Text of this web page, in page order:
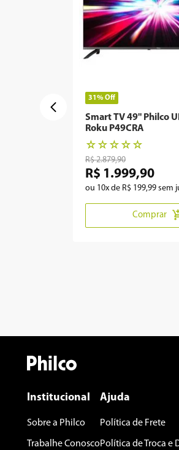
31%Off
Smart TV 49" Philco
Roku P49CRA
☆ ☆ ☆ ☆ ☆
R$ 2.879,90
R$ 1.999,90
ou 10x de R$ 199,99 sem
Comprar
Institucional
Sobre a Philco
Trabalhe Conosco
Ajuda
Política de Frete
Política de Troca e